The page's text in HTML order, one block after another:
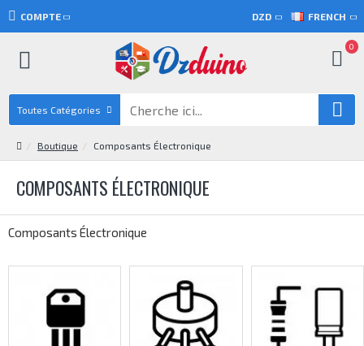
COMPTE DZD FRENCH
0
Toutes Catégories
Boutique Composants Électronique
COMPOSANTS ÉLECTRONIQUE
Composants Électronique